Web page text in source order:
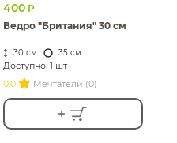
400 Р
Ведро "Британия" 30 см
30 см 35 см
Доступно: 1 шт
0.0
Мечтатели (0)